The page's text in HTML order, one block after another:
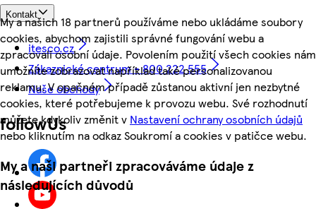
My a našich 18 partnerů používáme nebo ukládáme soubory
cookies, abychom zajistili správné fungování webu a
zpracovali osobní údaje. Povolením použití všech cookies nám
umožníte zobrazovat například také personalizovanou
reklamu. V opačném případě zůstanou aktivní jen nezbytné
cookies, které potřebujeme k provozu webu. Své rozhodnutí
můžete kdykoliv změnit v Nastavení ochrany osobních údajů
nebo kliknutím na odkaz Soukromí a cookies v patičce webu.
My a naši partneři zpracováváme údaje z
následujících důvodů
Kontakt
itesco.cz
Zákaznické centrum - 800 222 555
Naše obchody
followUs